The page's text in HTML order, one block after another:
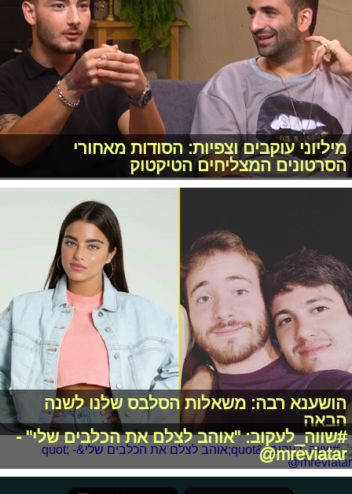
מיליוני עוקבים וצפיות: הסודות מאחורי
הסרטונים המצליחים הטיקטוק
הושענא רבה: משאלות הסלבס שלנו לשנה
הבאה
#שווה_לעקוב: "אוהב לצלם את הכלבים שלי" -
mreviatar@